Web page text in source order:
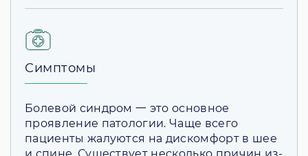
Симптомы
Болевой синдром 一 это основное
проявление патологии. Чаще всего
пациенты жалуются на дискомфорт в шее